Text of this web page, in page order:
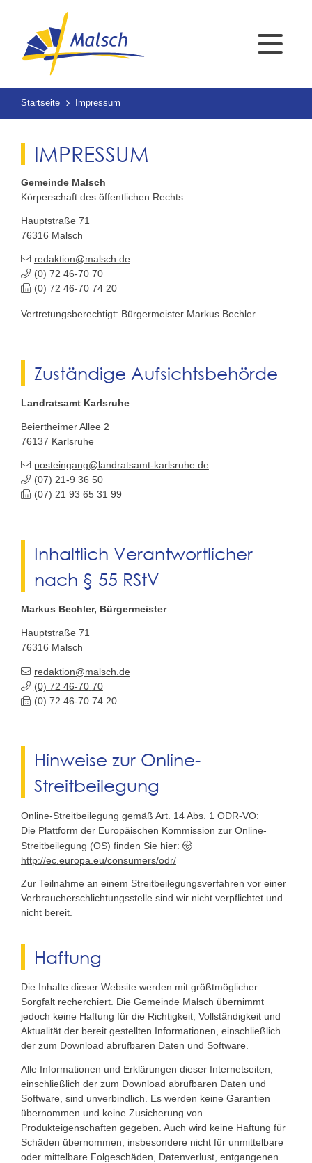
Startseite Impressum
IMPRESSUM
Gemeinde Malsch
Körperschaft des öffentlichen Rechts
Hauptstraße 71
76316 Malsch
redaktion@malsch.de
(0) 72 46-70 70
(0) 72 46-70 74 20
Vertretungsberechtigt: Bürgermeister Markus Bechler
Zuständige Aufsichtsbehörde
Landratsamt Karlsruhe
Beiertheimer Allee 2
76137 Karlsruhe
posteingang@landratsamt-karlsruhe.de
(07) 21-9 36 50
(07) 21 93 65 31 99
Inhaltlich Verantwortlicher
nach § 55 RStV
Markus Bechler, Bürgermeister
Hauptstraße 71
76316 Malsch
redaktion@malsch.de
(0) 72 46-70 70
(0) 72 46-70 74 20
Hinweise zur Online-
Streitbeilegung
Online-Streitbeilegung gemäß Art. 14 Abs. 1 ODR-VO:
Die Plattform der Europäischen Kommission zur Online-
Streitbeilegung (OS) finden Sie hier:
http://ec.europa.eu/consumers/odr/
Zur Teilnahme an einem Streitbeilegungsverfahren vor einer
Verbraucherschlichtungsstelle sind wir nicht verpflichtet und
nicht bereit.
Haftung
Die Inhalte dieser Website werden mit größtmöglicher
Sorgfalt recherchiert. Die Gemeinde Malsch übernimmt
jedoch keine Haftung für die Richtigkeit, Vollständigkeit und
Aktualität der bereit gestellten Informationen, einschließlich
der zum Download abrufbaren Daten und Software.
Alle Informationen und Erklärungen dieser Internetseiten,
einschließlich der zum Download abrufbaren Daten und
Software, sind unverbindlich. Es werden keine Garantien
übernommen und keine Zusicherung von
Produkteigenschaften gegeben. Auch wird keine Haftung für
Schäden übernommen, insbesondere nicht für unmittelbare
oder mittelbare Folgeschäden, Datenverlust, entgangenen